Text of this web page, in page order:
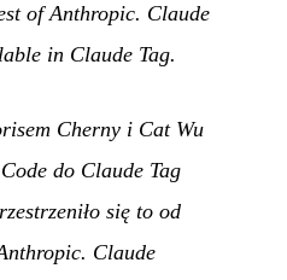
of Anthropic. Claude
in Claude Tag.
Cherny i Cat Wu
do Claude Tag
się to od
Claude